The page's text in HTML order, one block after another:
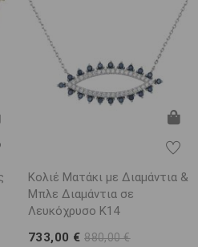
Κολιέ Ματάκι με Διαμάντια &
Μπλε Διαμάντια σε
Λευκόχρυσο Κ14
733,00 €880,00 €